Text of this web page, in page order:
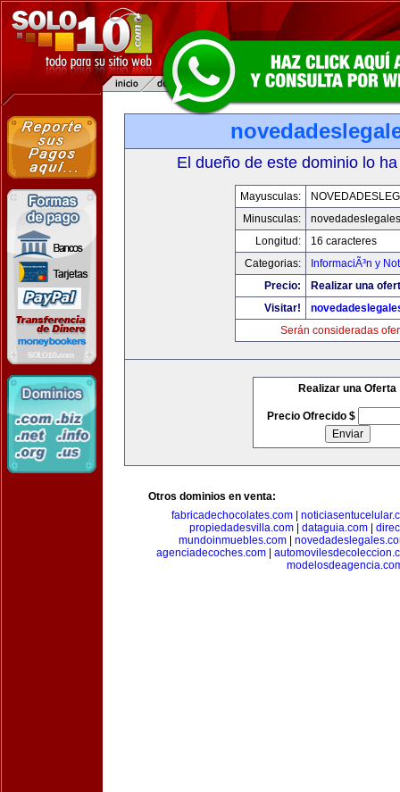
El dueño de este dominio lo
Mayusculas:
Minusculas:
Longitud:
16 caracteres
Categorias:
InformaciÃ³n y
Precio:
Realizar una
Visitar!
Serán consideradas
Realizar una Oferta
Precio Ofrecido $
Otros dominios en venta:
fabricadechocolates.com|
propiedadesvilla.com| dataguia.com|
mundoinmuebles.com
agenciadecoches.com